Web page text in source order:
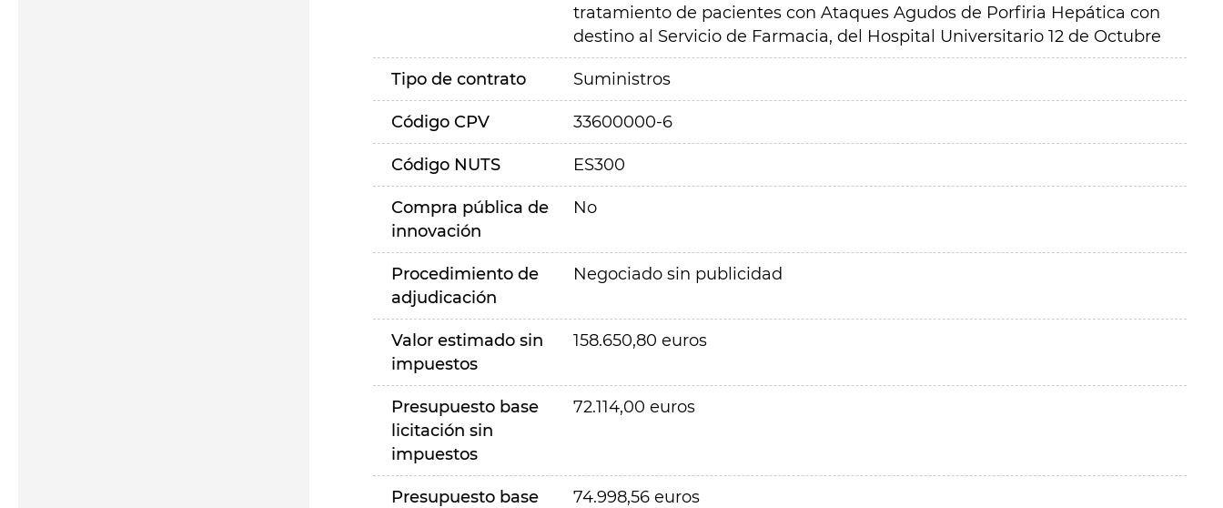
tratamiento de pacientes con Ataques Agudos de Porfiria Hepática con
destino al Servicio de Farmacia, del Hospital Universitario 12 de Octubre
Tipo de contrato Suministros
Código CPV 33600000-6
Código NUTS ES300
Compra pública de
innovación
No
Procedimiento de
adjudicación
Negociado sin publicidad
Valor estimado sin
impuestos
158.650,80 euros
Presupuesto base
licitación sin
impuestos
72.114,00 euros
Presupuesto base
74.998,56 euros